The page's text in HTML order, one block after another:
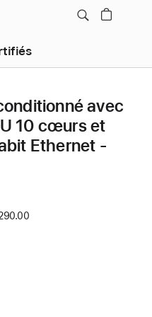
avec
10 cœurs et
Ethernet -